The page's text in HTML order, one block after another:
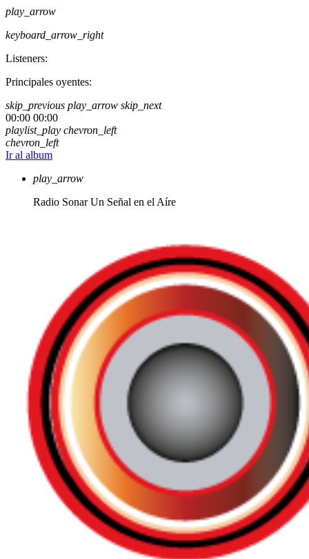
play_arrow
keyboard_arrow_right
Listeners:
Principales oyentes:
skip_previous play_arrow skip_next
00:00 00:00
playlist_play chevron_left
chevron_left
Ir al album
play_arrow
Radio Sonar Un Señal en el Aíre